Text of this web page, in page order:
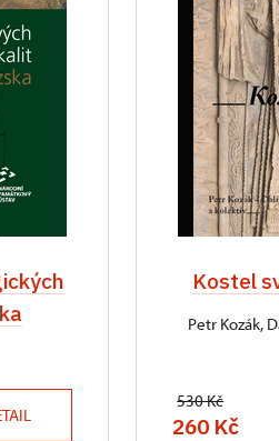
Kostel
Petr Kozák,
530 Kč
260 Kč